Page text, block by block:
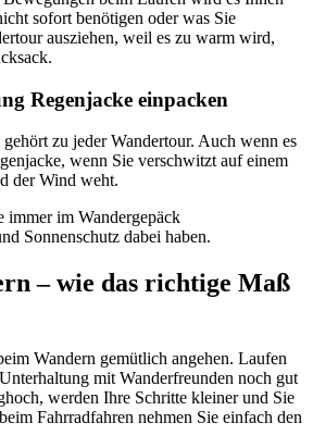
sofort benötigen oder was Sie
ausziehen, weil es zu warm wird,
Regenjacke einpacken
zu jeder Wandertour. Auch wenn es
wenn Sie verschwitzt auf einem
der Wind weht.
immer im Wandergepäck
Sonnenschutz dabei haben.
– wie das richtige Maß
Wandern gemütlich angehen. Laufen
mit Wanderfreunden noch gut
werden Ihre Schritte kleiner und Sie
Fahrradfahren nehmen Sie einfach den